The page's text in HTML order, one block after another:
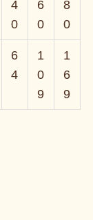
4
0
6
0
8
0
6
4
1
0
9
1
6
9